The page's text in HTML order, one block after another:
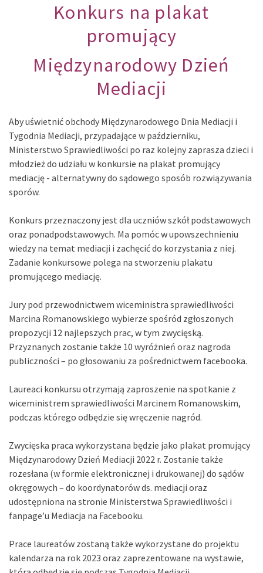
Konkurs na plakat
promujący
Międzynarodowy Dzień
Mediacji
Aby uświetnić obchody Międzynarodowego Dnia Mediacji i
Tygodnia Mediacji, przypadające w październiku,
Ministerstwo Sprawiedliwości po raz kolejny zaprasza dzieci i
młodzież do udziału w konkursie na plakat promujący
mediację - alternatywny do sądowego sposób rozwiązywania
sporów.
Konkurs przeznaczony jest dla uczniów szkół podstawowych
oraz ponadpodstawowych. Ma pomóc w upowszechnieniu
wiedzy na temat mediacji i zachęcić do korzystania z niej.
Zadanie konkursowe polega na stworzeniu plakatu
promującego mediację.
Jury pod przewodnictwem wiceministra sprawiedliwości
Marcina Romanowskiego wybierze spośród zgłoszonych
propozycji 12 najlepszych prac, w tym zwycięską.
Przyznanych zostanie także 10 wyróżnień oraz nagroda
publiczności – po głosowaniu za pośrednictwem facebooka.
Laureaci konkursu otrzymają zaproszenie na spotkanie z
wiceministrem sprawiedliwości Marcinem Romanowskim,
podczas którego odbędzie się wręczenie nagród.
Zwycięska praca wykorzystana będzie jako plakat promujący
Międzynarodowy Dzień Mediacji 2022 r. Zostanie także
rozesłana (w formie elektronicznej i drukowanej) do sądów
okręgowych – do koordynatorów ds. mediacji oraz
udostępniona na stronie Ministerstwa Sprawiedliwości i
fanpage’u Mediacja na Facebooku.
Prace laureatów zostaną także wykorzystane do projektu
kalendarza na rok 2023 oraz zaprezentowane na wystawie,